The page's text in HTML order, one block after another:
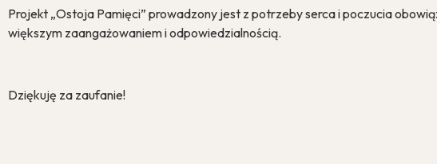
Projekt „Ostoja Pamięci” prowadzony jest z potrzeby serca i poczucia
większym zaangażowaniem i odpowiedzialnością.
Dziękuję za zaufanie!